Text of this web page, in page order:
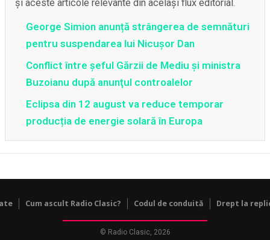
și aceste articole relevante din același flux editorial.
George Simion anunță strângerea de semnături
pentru suspendarea lui Nicușor Dan
Conflict între şeful Gărzii de Mediu şi ministra
Buzoianu după anunţul controalelor
Eclipsa din 12 august va reduce temporar
producția de energie solară în Europa
Cum ascult Radio Clasic? Codul de conduită Drept la
© Radio Clasic, 2026